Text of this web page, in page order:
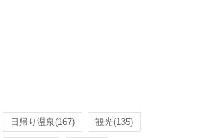
日帰り温泉(167) 観光(135)